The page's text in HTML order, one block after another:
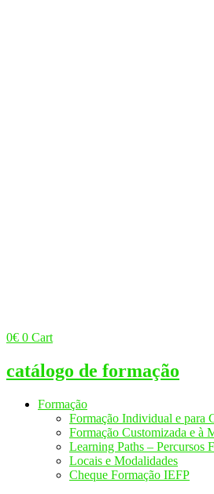
0€ 0 Cart
catálogo de formação
Formação
Formação Individual e para
Formação Customizada e à
Learning Paths – Percursos
Locais e Modalidades
Cheque Formação IEFP